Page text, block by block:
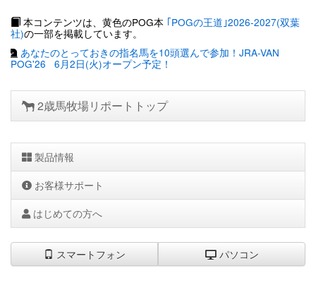
本コンテンツは、黄色のPOG本 ｢POGの王道｣2026-2027(双葉
社)の一部を掲載しています。
あなたのとっておきの指名馬を10頭選んで参加！JRA-VAN
POG'26 6月2日(火)オープン予定！
2歳馬牧場リポートトップ
製品情報
お客様サポート
はじめての方へ
スマートフォン パソコン